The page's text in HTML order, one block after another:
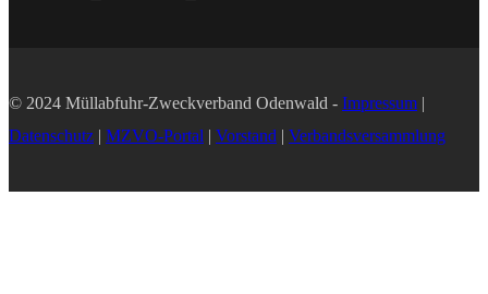
© 2024 Müllabfuhr-Zweckverband Odenwald - Impressum |
Datenschutz | MZVO-Portal | Vorstand | Verbandsversammlung